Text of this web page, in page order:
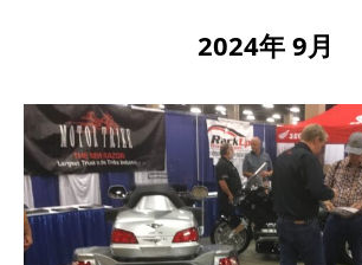
2024年 9月